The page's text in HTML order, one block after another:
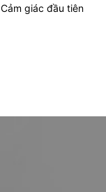
giác đầu tiên